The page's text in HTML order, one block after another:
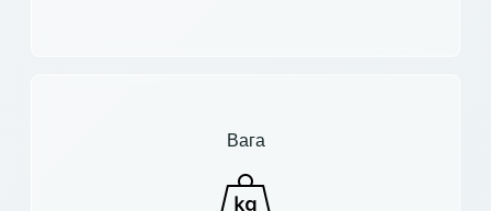
Вага